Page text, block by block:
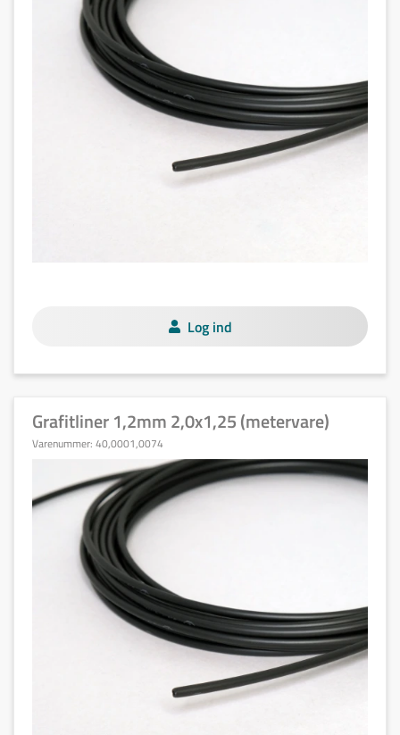
Log ind
Grafitliner 1,2mm 2,0x1,25 (metervare)
Varenummer: 40,0001,0074